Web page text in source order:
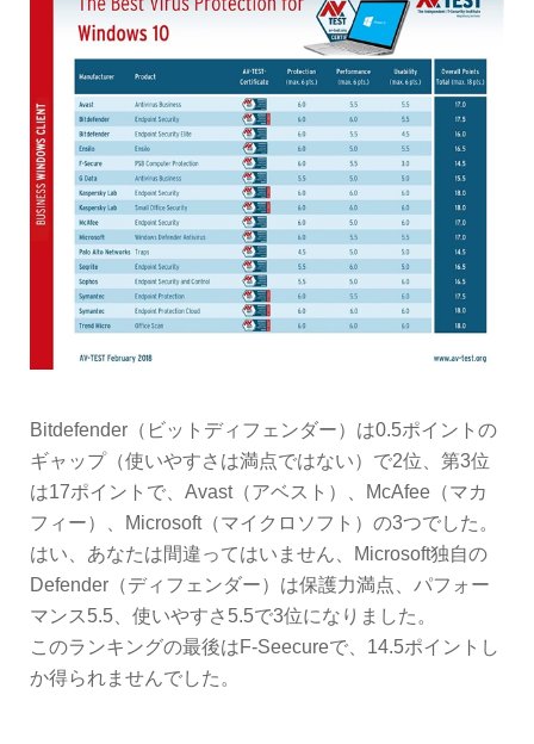
Bitdefender（ビットディフェンダー）は0.5ポイントの
ギャップ（使いやすさは満点ではない）で2位、第3位
は17ポイントで、Avast（アベスト）、McAfee（マカ
フィー）、Microsoft（マイクロソフト）の3つでした。
はい、あなたは間違ってはいません、Microsoft独自の
Defender（ディフェンダー）は保護力満点、パフォー
マンス5.5、使いやすさ5.5で3位になりました。
このランキングの最後はF-Seecureで、14.5ポイントし
か得られませんでした。